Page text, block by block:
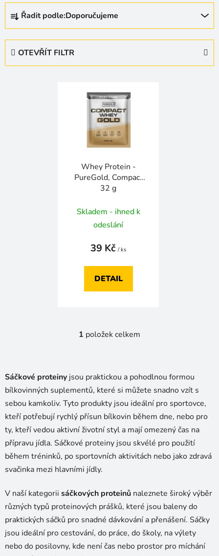
Ř
z
Řadit podle:Doporučujeme
OTEVŘÍT FILTR
Whey Protein -
PureGold, Compact
32 g
Skladem - ihned k
odeslání
39 Kč / ks
DETAIL
O
á
d
a
c
í
p
r
v
k
ý
p
i
s
u
1 položek celkem
Sáčkové proteiny jsou praktickou a pohodlnou formou
bílkovinných suplementů, které si můžete snadno vzít s
sebou kamkoliv. Tyto produkty jsou ideální pro sportovce,
kteří potřebují rychlý přísun bílkovin během dne, nebo pro
ty, kteří vedou aktivní životní styl a mají omezený čas na
přípravu jídla. Sáčkové proteiny jsou skvélé pro použití
během tréninků, po sportovních aktivitách nebo jako zdravá
svačinka mezi hlavními jídly.
V naší kategorii sáčkových proteinů naleznete široký výběr
různých typů proteinových prášků, které jsou baleny do
praktických sáčků pro snadné dávkování a přenášení. Sáčky
jsou ideální pro cestování, do práce, do školy, na výlety
nebo do posilovny, kde není čas nebo prostor pro míchání